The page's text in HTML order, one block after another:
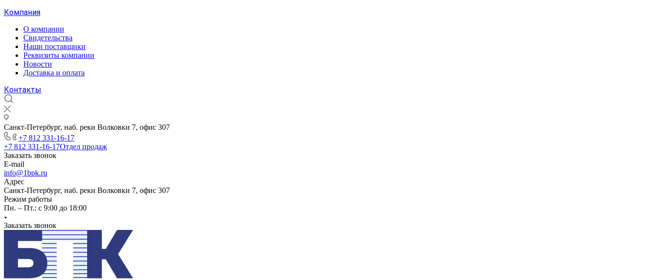
Компания
О компании
Свидетельства
Наши поставщики
Реквизиты компании
Новости
Доставка и оплата
Контакты
Санкт-Петербург, наб. реки Волковки 7, офис 307
+7 812 331-16-17
+7 812 331-16-17Отдел продаж
Заказать звонок
E-mail
info@1bpk.ru
Адрес
Санкт-Петербург, наб. реки Волковки 7, офис 307
Режим работы
Пн. – Пт.: с 9:00 до 18:00
Заказать звонок